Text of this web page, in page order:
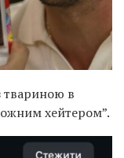
твариною в
хейтером”.